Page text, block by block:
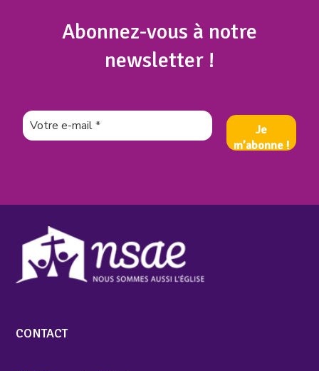
Abonnez-vous à notre
newsletter !
CONTACT